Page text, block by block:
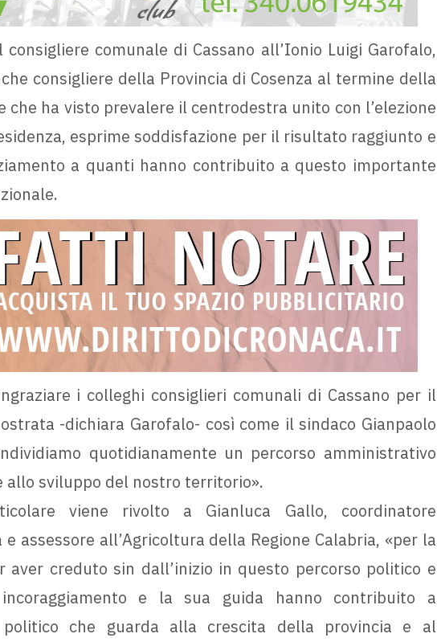
consigliere comunale di Cassano all’Ionio Luigi Garofalo,
consigliere della Provincia di Cosenza al termine della
ha visto prevalere il centrodestra unito con l’elezione
esprime soddisfazione per il risultato raggiunto e
a quanti hanno contribuito a questo importante
i colleghi consiglieri comunali di Cassano per il
-dichiara Garofalo- così come il sindaco Gianpaolo
quotidianamente un percorso amministrativo
sviluppo del nostro territorio».
viene rivolto a Gianluca Gallo, coordinatore
assessore all’Agricoltura della Regione Calabria, «per la
aver creduto sin dall’inizio in questo percorso politico e
e la sua guida hanno contribuito a
che guarda alla crescita della provincia e al